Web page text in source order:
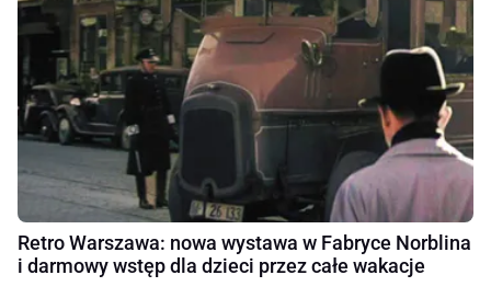
Retro Warszawa: nowa wystawa w Fabryce Norblina
i darmowy wstęp dla dzieci przez całe wakacje